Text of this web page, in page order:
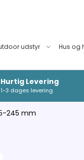
udstyr Hus og
Hurtig Levering
1-3 dages levering
245 mm